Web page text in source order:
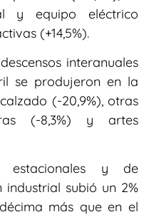
y equipo eléctrico
(+14,5%).
interanuales
se produjeron en la
(-20,9%), otras
(-8,3%) y artes
estacionales y de
subió un 2%
más que en el